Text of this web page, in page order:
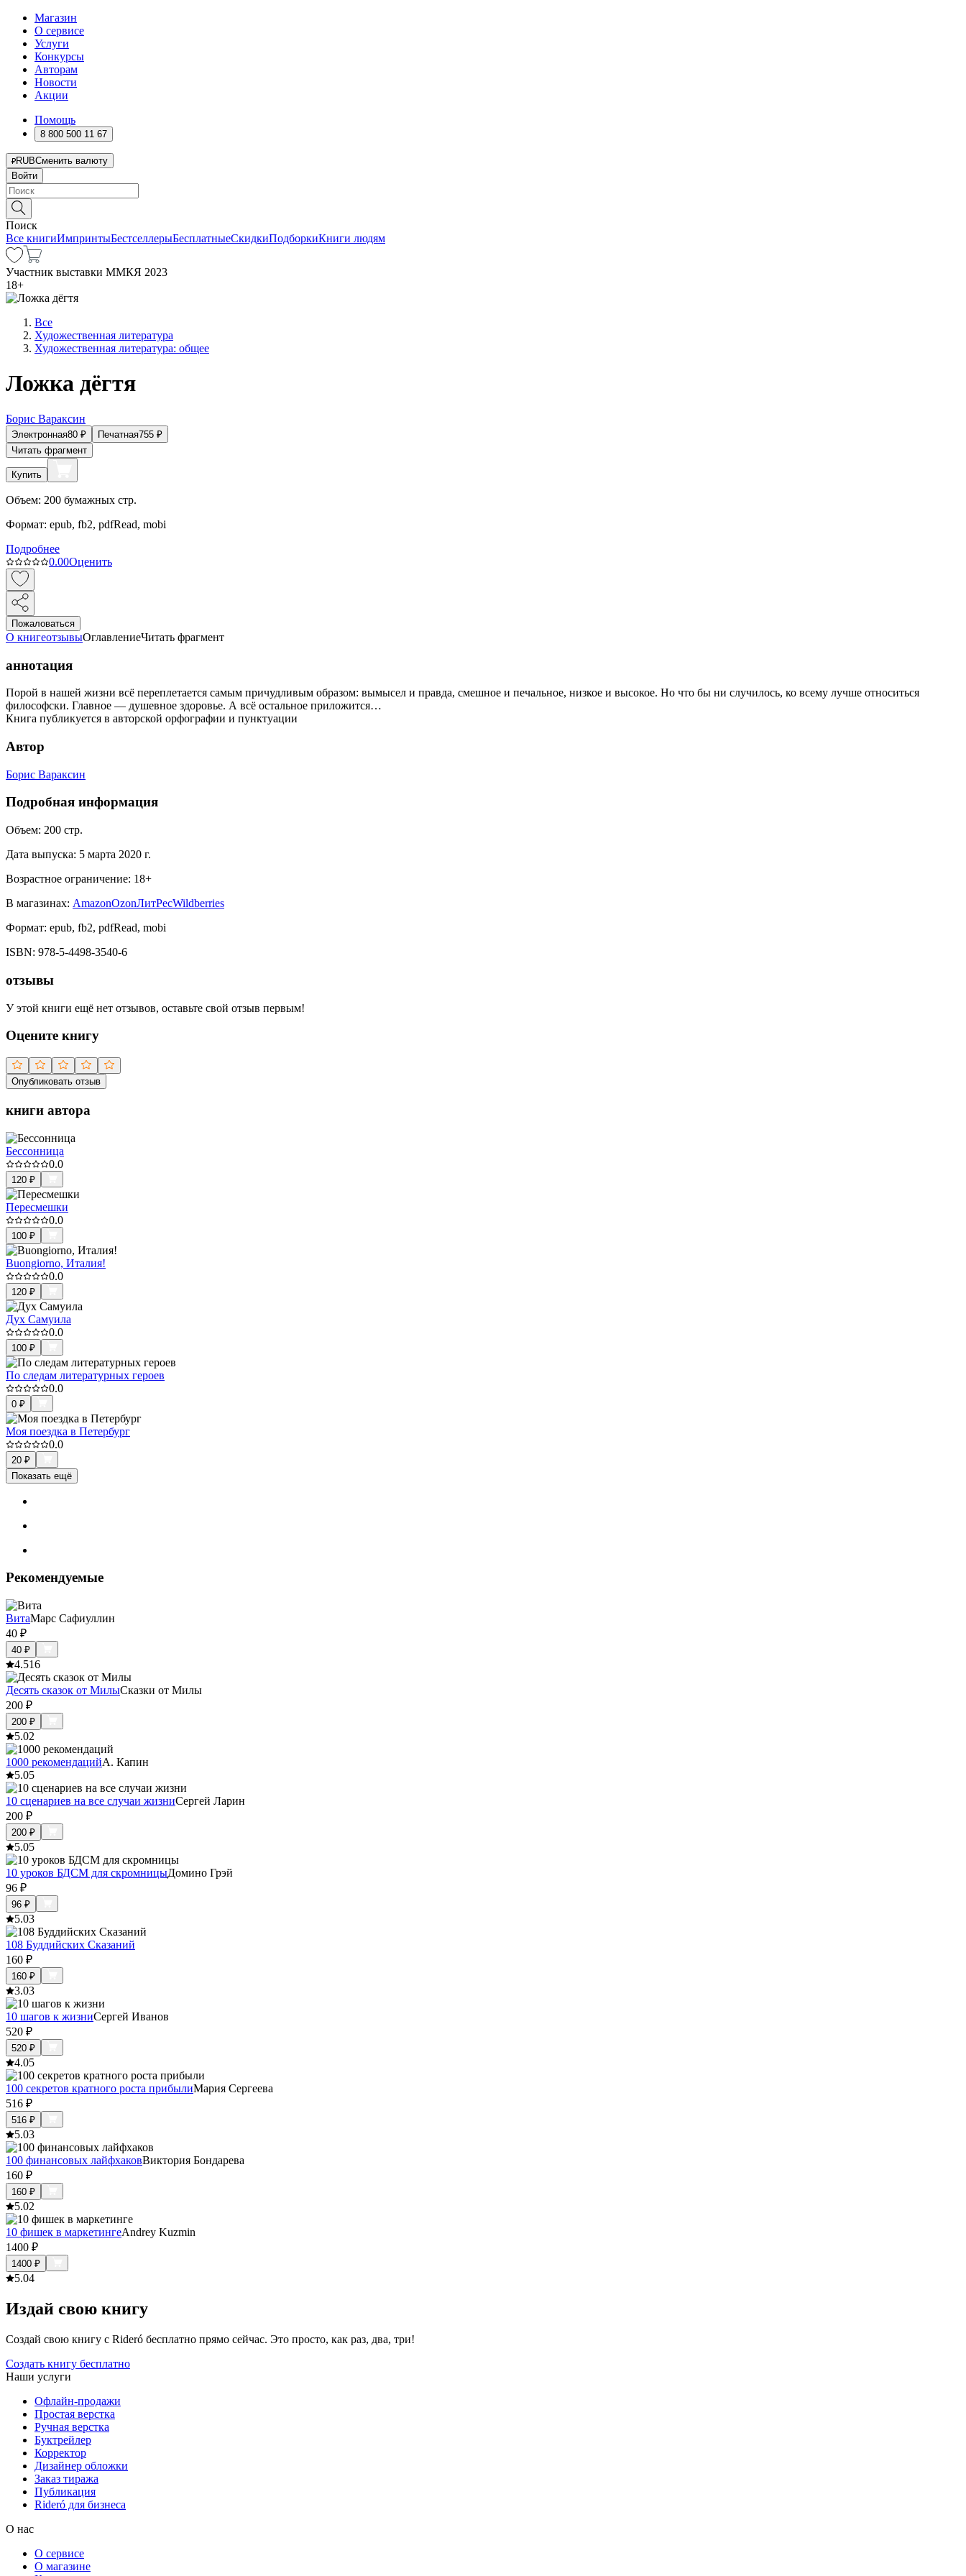
Магазин
О сервисе
Услуги
Конкурсы
Авторам
Новости
Акции
Помощь
8 800 500 11 67
RUBСменить валюту
Войти
Поиск
Все книгиИмпринтыБестселлерыБесплатныеСкидкиПодборкиКниги людям
Участник выставки ММКЯ 2023
18+
Все
Художественная литература
Художественная литература: общее
Ложка дёгтя
Борис Вараксин
Электронная80 ₽ Печатная755 ₽
Читать фрагмент
Купить
Объем: 200 бумажных стр.
Формат: epub, fb2, pdfRead, mobi
Подробнее
0.00Оценить
Пожаловаться
О книгеотзывыОглавлениеЧитать фрагмент
аннотация
Порой в нашей жизни всё переплетается самым причудливым образом: вымысел и правда, смешное и печальное, низкое и высокое. Но что бы ни случилось, ко всему лучше относиться
философски. Главное — душевное здоровье. А всё остальное приложится…
Книга публикуется в авторской орфографии и пунктуации
Автор
Борис Вараксин
Подробная информация
Объем: 200 стр.
Дата выпуска: 5 марта 2020 г.
Возрастное ограничение: 18+
В магазинах: AmazonOzonЛитРесWildberries
Формат: epub, fb2, pdfRead, mobi
ISBN: 978-5-4498-3540-6
отзывы
У этой книги ещё нет отзывов, оставьте свой отзыв первым!
Оцените книгу
Опубликовать отзыв
книги автора
Бессонница
0.0
120 ₽
Пересмешки
0.0
100 ₽
Buongiorno, Италия!
0.0
120 ₽
Дух Самуила
0.0
100 ₽
По следам литературных героев
0.0
0 ₽
Моя поездка в Петербург
0.0
20 ₽
Показать ещё
Рекомендуемые
ВитаМарс Сафиуллин
40 ₽
40 ₽
4.516
Десять сказок от МилыСказки от Милы
200 ₽
200 ₽
5.02
1000 рекомендацийА. Капин
5.05
10 сценариев на все случаи жизниСергей Ларин
200 ₽
200 ₽
5.05
10 уроков БДСМ для скромницыДомино Грэй
96 ₽
96 ₽
5.03
108 Буддийских Сказаний
160 ₽
160 ₽
3.03
10 шагов к жизниСергей Иванов
520 ₽
520 ₽
4.05
100 секретов кратного роста прибылиМария Сергеева
516 ₽
516 ₽
5.03
100 финансовых лайфхаковВиктория Бондарева
160 ₽
160 ₽
5.02
10 фишек в маркетингеAndrey Kuzmin
1400 ₽
1400 ₽
5.04
Издай свою книгу
Создай свою книгу с Rideró бесплатно прямо сейчас. Это просто, как раз, два, три!
Создать книгу бесплатно
Наши услуги
Офлайн-продажи
Простая верстка
Ручная верстка
Буктрейлер
Корректор
Дизайнер обложки
Заказ тиража
Публикация
Rideró для бизнеса
О нас
О сервисе
О магазине